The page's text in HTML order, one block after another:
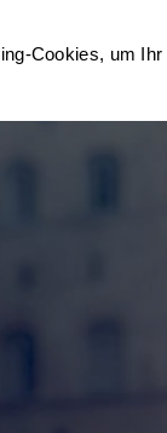
Cookies, um Ihr